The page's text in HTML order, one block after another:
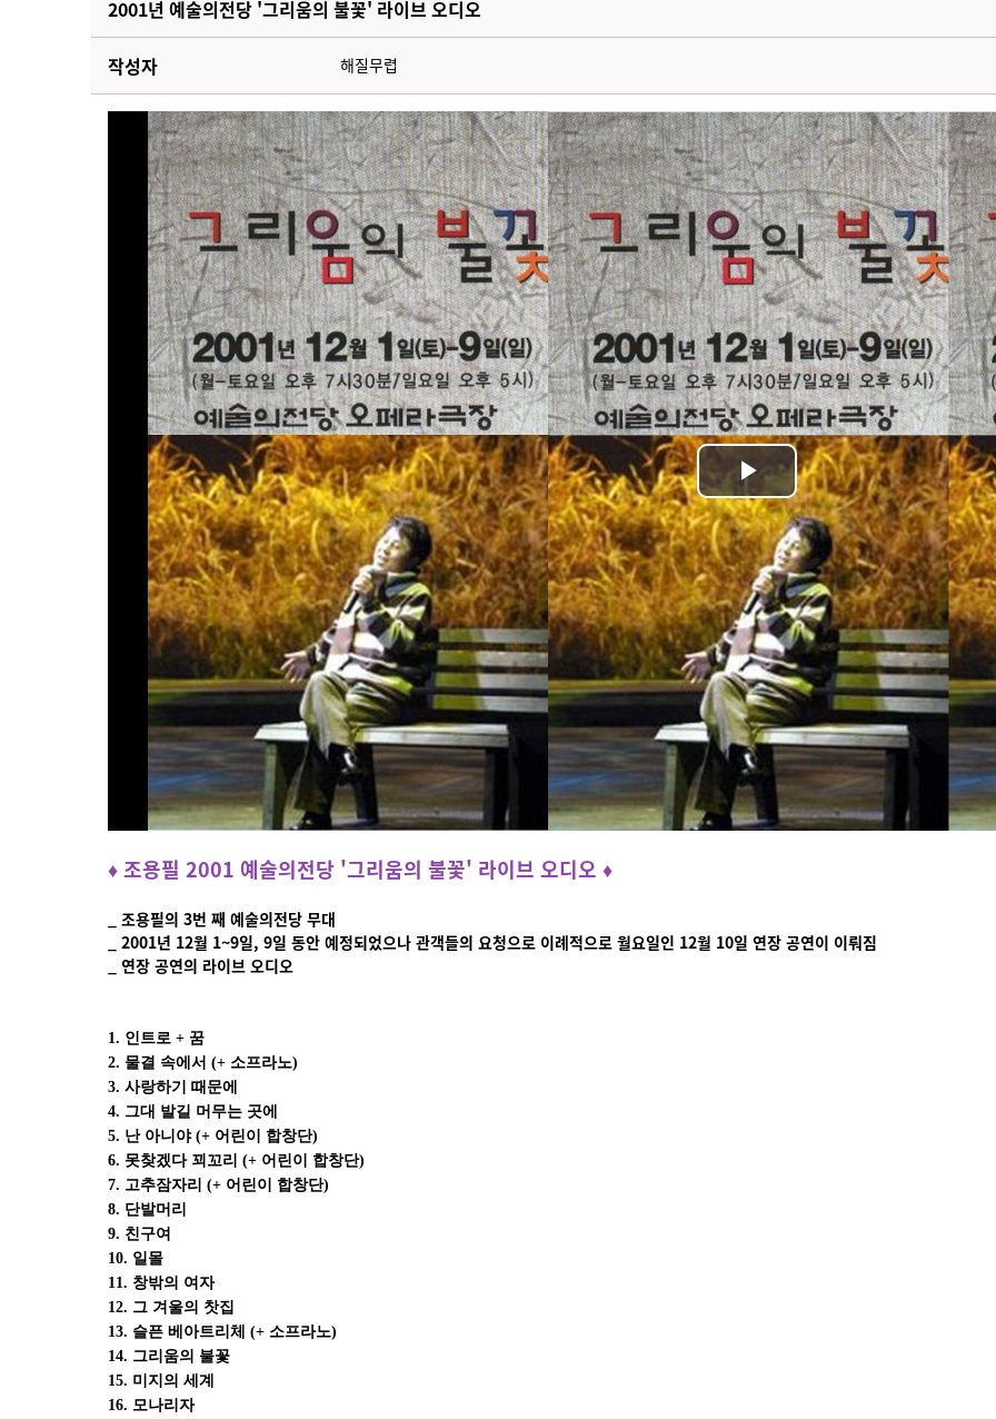
2001년 예술의전당 '그리움의 불꽃' 라이브 오디오
작성자 해질무렵
Play
Video
♦ 조용필 2001 예술의전당 '그리움의 불꽃' 라이브 오디오 ♦
_ 조용필의 3번 째 예술의전당 무대
_ 2001년 12월 1~9일, 9일 동안 예정되었으나 관객들의 요청으로 이례적으로 월요일인 12월 10일 연장 공연이 이뤄짐
_ 연장 공연의 라이브 오디오
1. 인트로 + 꿈
2. 물결 속에서 (+ 소프라노)
3. 사랑하기 때문에
4. 그대 발길 머무는 곳에
5. 난 아니야 (+ 어린이 합창단)
6. 못찾겠다 꾀꼬리 (+ 어린이 합창단)
7. 고추잠자리 (+ 어린이 합창단)
8. 단발머리
9. 친구여
10. 일몰
11. 창밖의 여자
12. 그 겨울의 찻집
13. 슬픈 베아트리체 (+ 소프라노)
14. 그리움의 불꽃
15. 미지의 세계
16. 모나리자